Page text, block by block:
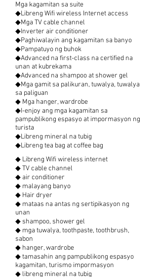
Mga kagamitan sa suite
◆Libreng Wifi wireless Internet access
◆Mga TV cable channel
◆Inverter air conditioner
◆Paghiwalayin ang kagamitan sa banyo
◆Pampatuyo ng buhok
◆Advanced na first-class na certified na
unan at kubrekama
◆Advanced na shampoo at shower gel
◆Mga gamit sa palikuran, tuwalya, tuwalya
sa paliguan
◆ Mga hanger, wardrobe
◆I-enjoy ang mga kagamitan sa
pampublikong espasyo at impormasyon ng
turista
◆Libreng mineral na tubig
◆Libreng tea bag at coffee bag
◆ Libreng Wifi wireless internet
◆ TV cable channel
◆ air conditioner
◆ malayang banyo
◆ Hair dryer
◆ mataas na antas ng sertipikasyon ng
unan
◆ shampoo, shower gel
◆ mga tuwalya, toothpaste, toothbrush,
sabon
◆ hanger, wardrobe
◆ tamasahin ang pampublikong espasyo
kagamitan, turismo impormasyon
◆ libreng mineral na tubig